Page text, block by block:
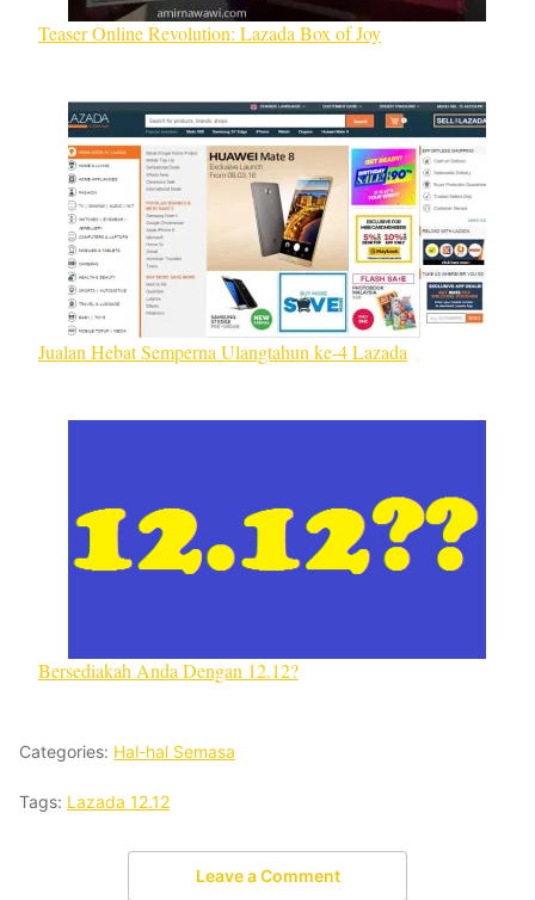
Teaser Online Revolution: Lazada Box of Joy
Jualan Hebat Semperna Ulangtahun ke-4 Lazada
Bersediakah Anda Dengan 12.12?
Categories: Hal-hal Semasa
Tags: Lazada 12.12
Leave a Comment